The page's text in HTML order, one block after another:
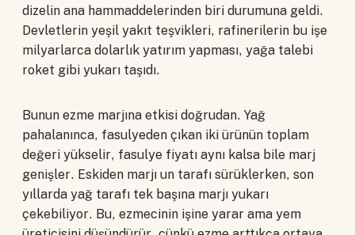
dizelin ana hammaddelerinden biri durumuna geldi.
Devletlerin yeşil yakıt teşvikleri, rafinerilerin bu işe
milyarlarca dolarlık yatırım yapması, yağa talebi
roket gibi yukarı taşıdı.
Bunun ezme marjına etkisi doğrudan. Yağ
pahalanınca, fasulyeden çıkan iki ürünün toplam
değeri yükselir, fasulye fiyatı aynı kalsa bile marj
genişler. Eskiden marjı un tarafı sürüklerken, son
yıllarda yağ tarafı tek başına marjı yukarı
çekebiliyor. Bu, ezmecinin işine yarar ama yem